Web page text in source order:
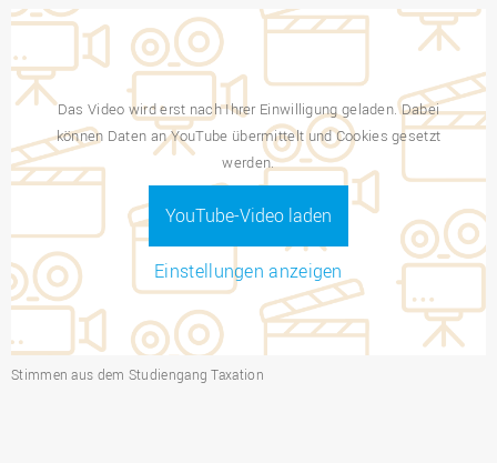
Das Video wird erst nach Ihrer Einwilligung geladen. Dabei
können Daten an YouTube übermittelt und Cookies gesetzt
werden.
YouTube-Video laden
Einstellungen anzeigen
Stimmen aus dem Studiengang Taxation